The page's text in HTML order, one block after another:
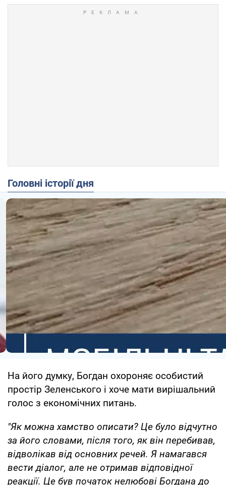
Головні історії дня
На його думку, Богдан охороняє особистий
простір Зеленського і хоче мати вирішальний
голос з економічних питань.
"Як можна хамство описати? Це було відчутно
за його словами, після того, як він перебивав,
відволікав від основних речей. Я намагався
вести діалог, але не отримав відповідної
реакції. Це був початок нелюбові Богдана до